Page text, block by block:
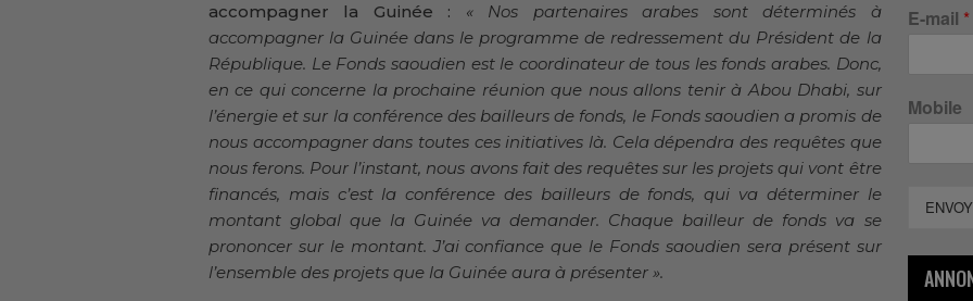
accompagner la Guinée : « Nos partenaires arabes sont déterminés à
accompagner la Guinée dans le programme de redressement du Président de la
République. Le Fonds saoudien est le coordinateur de tous les fonds arabes. Donc,
en ce qui concerne la prochaine réunion que nous allons tenir à Abou Dhabi, sur
l’énergie et sur la conférence des bailleurs de fonds, le Fonds saoudien a promis de
nous accompagner dans toutes ces initiatives là. Cela dépendra des requêtes que
nous ferons. Pour l’instant, nous avons fait des requêtes sur les projets qui vont être
financés, mais c’est la conférence des bailleurs de fonds, qui va déterminer le
montant global que la Guinée va demander. Chaque bailleur de fonds va se
prononcer sur le montant. J’ai confiance que le Fonds saoudien sera présent sur
l’ensemble des projets que la Guinée aura à présenter ».
E-mail *
Mobile